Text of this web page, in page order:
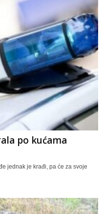
po kućama
jednak je krađi, pa će za svoje